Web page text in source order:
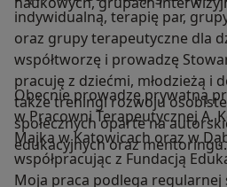
indywidualną, terapię par,
oraz grupy terapeutyczne dla
współtworzę i prowadzę
pracuję z dziećmi, młodzieżą i
także treningi rozwoju
społecznych oparte na
edukacyjnych oraz mentoringu.
Obecnie prowadzę prywatną
w Pracowni Terapeutycznej A.
Majka w Katowicach oraz w
współpracując z Fundacją
Moja praca podlega regularnej